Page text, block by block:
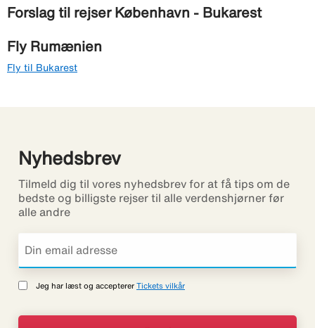
Forslag til rejser København - Bukarest
Fly Rumænien
Fly til Bukarest
Nyhedsbrev
Tilmeld dig til vores nyhedsbrev for at få tips om de
bedste og billigste rejser til alle verdenshjørner før
alle andre
Jeg har læst og accepterer Tickets vilkår